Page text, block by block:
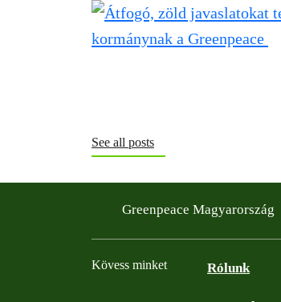
See all posts
Greenpeace Magyarország
Kövess minket Rólunk